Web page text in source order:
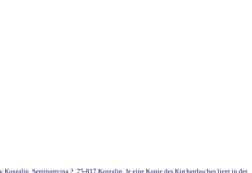
Seminarryjna 2, 75-817 Koszalin. Je eine Kopie des Kirchenbuches liegt in der